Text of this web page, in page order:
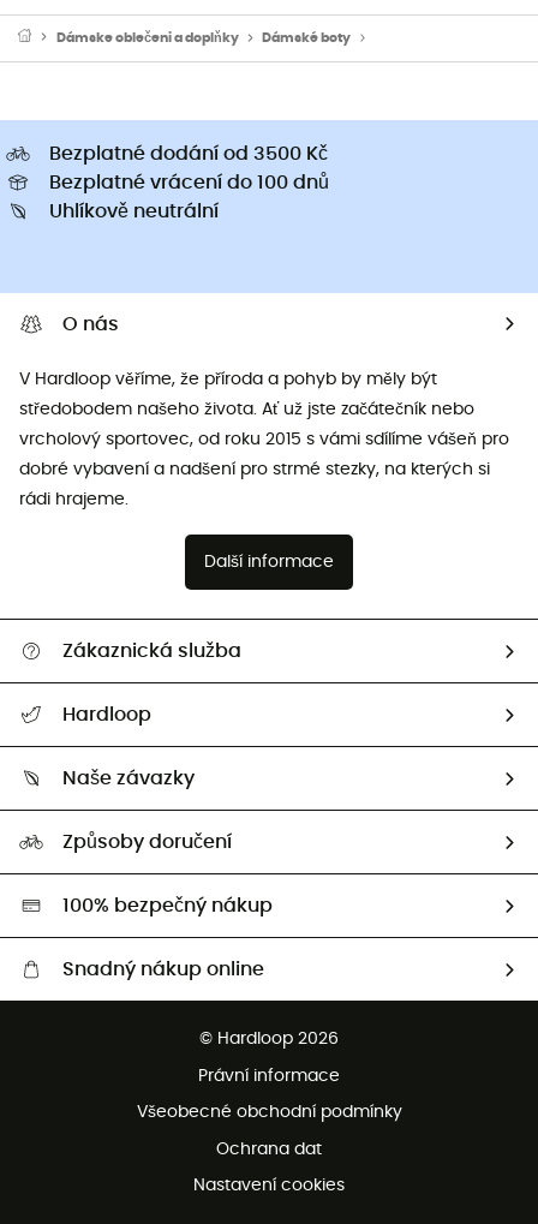
Dámske oblečeni a doplňky Dámské boty
Bezplatné dodání od 3500 Kč
Bezplatné vrácení do 100 dnů
Uhlíkově neutrální
O nás
V Hardloop věříme, že příroda a pohyb by měly být
středobodem našeho života. Ať už jste začátečník nebo
vrcholový sportovec, od roku 2015 s vámi sdílíme vášeň pro
dobré vybavení a nadšení pro strmé stezky, na kterých si
rádi hrajeme.
Další informace
Zákaznická služba
Vrácení zboží a peněz
Hardloop
Naši Ambasadoři
Naše závazky
HardGreen
Způsoby doručení
100% bezpečný nákup
Snadný nákup online
Bezplatná zákaznická služba
© Hardloop 2026
Právní informace
Všeobecné obchodní podmínky
Ochrana dat
Nastavení cookies